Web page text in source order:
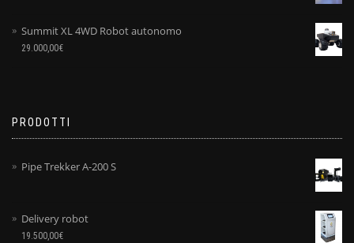
Summit XL 4WD Robot autonomo
29.000,00€
PRODOTTI
Pipe Trekker A-200 S
Delivery robot
19.500,00€